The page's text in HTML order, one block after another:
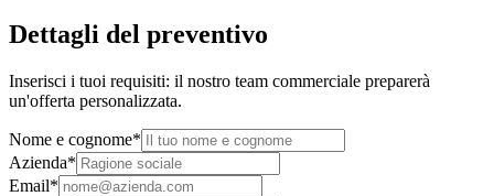
Dettagli del preventivo
Inserisci i tuoi requisiti: il nostro team commerciale preparerà
un'offerta personalizzata.
Nome e cognome*
Azienda*
Email*